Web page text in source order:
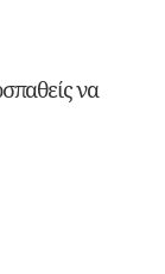
να